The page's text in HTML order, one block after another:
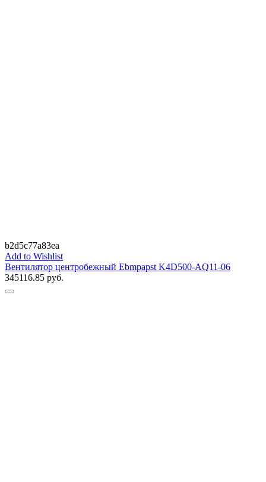
b2d5c77a83ea
Add to Wishlist
Вентилятор центробежный Ebmpapst K4D500-AQ11-06
345116.85 руб.